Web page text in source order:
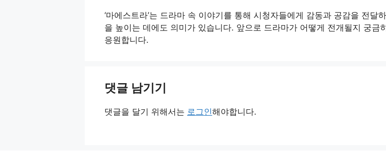
‘마에스트라’는 드라마 속 이야기를 통해 시청자들에게 감동과 공감을 전달
을 높이는 데에도 의미가 있습니다. 앞으로 드라마가 어떻게 전개될지 궁금
응원합니다.
댓글 남기기
댓글을 달기 위해서는 로그인해야합니다.